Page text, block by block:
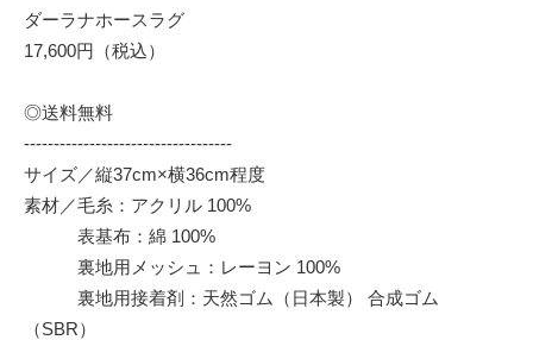
ダーラナホースラグ
17,600円（税込）
◎送料無料
-----------------------------------
サイズ／縦37cm×横36cm程度
素材／毛糸：アクリル 100%
表基布：綿 100%
裏地用メッシュ：レーヨン 100%
裏地用接着剤：天然ゴム（日本製） 合成ゴム
（SBR）